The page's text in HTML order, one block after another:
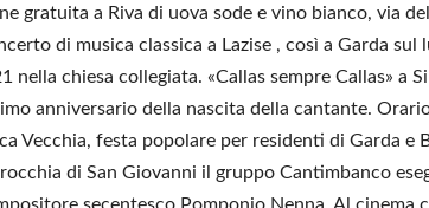
gratuita a Riva di uova sode e vino bianco, via
di musica classica a Lazise , così a Garda sul
nella chiesa collegiata. «Callas sempre Callas» a
anniversario della nascita della cantante.
Vecchia, festa popolare per residenti di Garda e
di San Giovanni il gruppo Cantimbanco
secentesco Pomponio Nenna. Al cinema